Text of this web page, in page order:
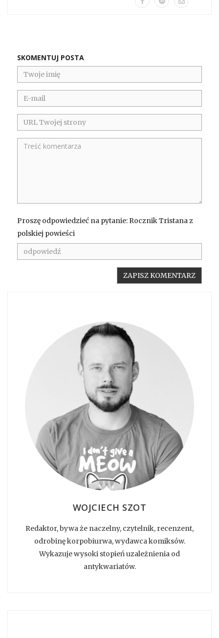
SKOMENTUJ POSTA
Proszę odpowiedzieć na pytanie: Rocznik Tristana z
polskiej powieści
WOJCIECH SZOT
Redaktor, bywa że naczelny, czytelnik, recenzent,
odrobinę korpobiurwa, wydawca komiksów.
Wykazuje wysoki stopień uzależnienia od
antykwariatów.